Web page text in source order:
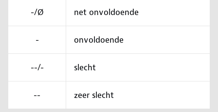
-/Ø net onvoldoende
- onvoldoende
--/- slecht
-- zeer slecht